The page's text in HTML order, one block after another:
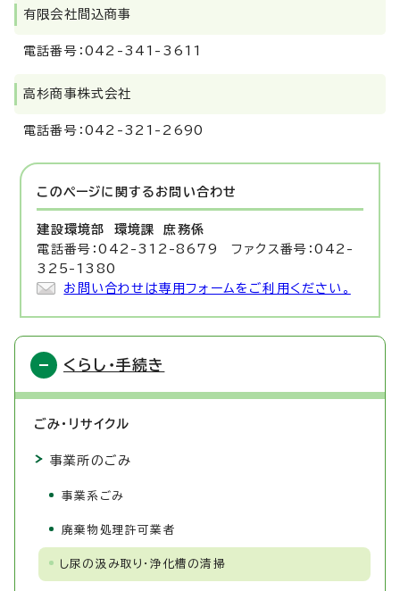
有限会社間込商事
電話番号：042-341-3611
高杉商事株式会社
電話番号：042-321-2690
このページに関する お問い合わせ
建設環境部 環境課 庶務係
電話番号：042-312-8679 ファクス番号：042-
325-1380
お問い合わせは専用フォームをご利用ください。
くらし・手続き
ごみ・リサイクル
事業所のごみ
事業系ごみ
廃棄物処理許可業者
し尿の汲み取り・浄化槽の清掃